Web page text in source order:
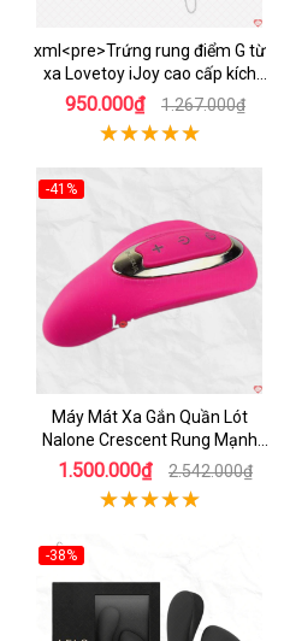
xml<pre>Trứng rung điểm G từ
xa Lovetoy iJoy cao cấp kích
thích cực khoái</pre>
950.000₫ 1.267.000₫
-41%
Máy Mát Xa Gắn Quần Lót
Nalone Crescent Rung Mạnh
Silicon Cao Cấp
1.500.000₫ 2.542.000₫
-38%
Hot